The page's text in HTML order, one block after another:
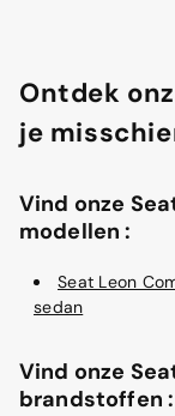
Ontdek
je
Vind onze
modellen :
Seat Leon
sedan
Vind onze
brandstoffen :